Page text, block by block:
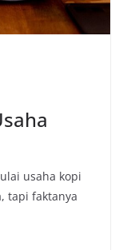
usaha kopi
tapi faktanya